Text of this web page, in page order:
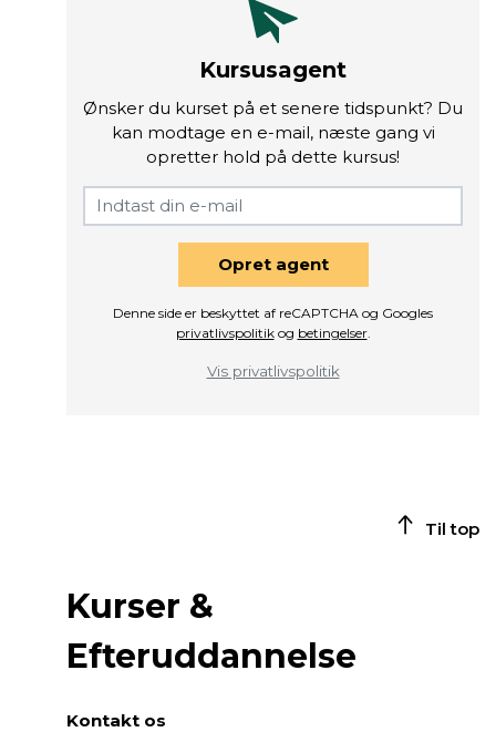
Kursusagent
Ønsker du kurset på et senere tidspunkt? Du
kan modtage en e-mail, næste gang vi
opretter hold på dette kursus!
Opret agent
Denne side er beskyttet af reCAPTCHA og Googles
privatlivspolitikog betingelser.
Vis privatlivspolitik
Til top
Kurser &
Efteruddannelse
Kontakt os